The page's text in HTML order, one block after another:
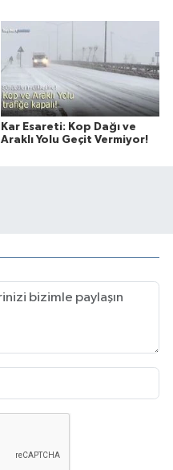
Kar Esareti: Kop Dağı ve
Araklı Yolu Geçit Vermiyor!